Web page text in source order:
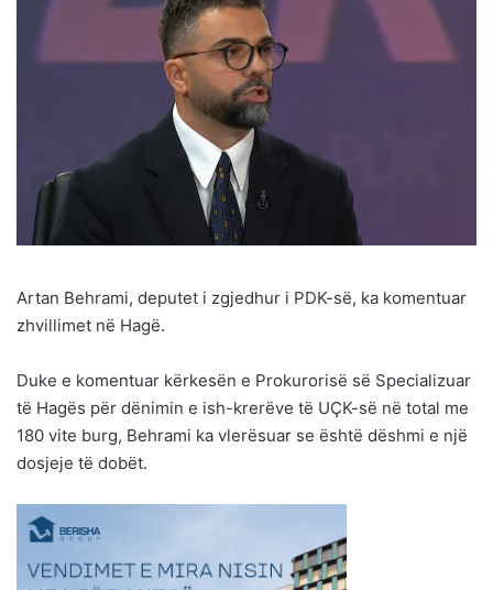
Artan Behrami, deputet i zgjedhur i PDK-së, ka komentuar
zhvillimet në Hagë.
Duke e komentuar kërkesën e Prokurorisë së Specializuar
të Hagës për dënimin e ish-krerëve të UÇK-së në total me
180 vite burg, Behrami ka vlerësuar se është dëshmi e një
dosjeje të dobët.